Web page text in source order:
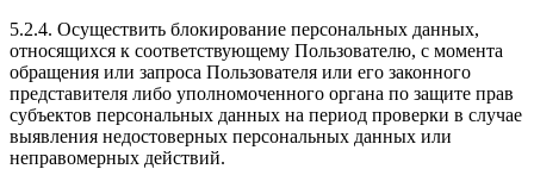
5.2.4. Осуществить блокирование персональных данных,
относящихся к соответствующему Пользователю, с момента
обращения или запроса Пользователя или его законного
представителя либо уполномоченного органа по защите прав
субъектов персональных данных на период проверки в случае
выявления недостоверных персональных данных или
неправомерных действий.